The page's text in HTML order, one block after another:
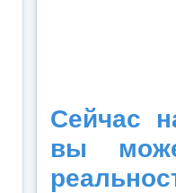
Сейчас
вы